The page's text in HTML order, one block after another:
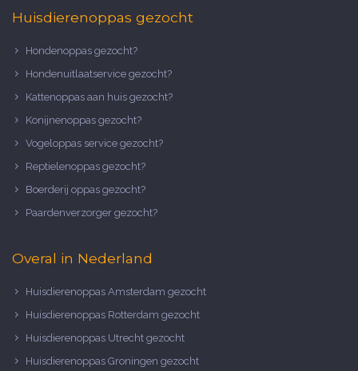
Huisdierenoppas gezocht
Hondenoppas gezocht?
Hondenuitlaatservice gezocht?
Kattenoppas aan huis gezocht?
Konijnenoppas gezocht?
Vogeloppas service gezocht?
Reptielenoppas gezocht?
Boerderij oppas gezocht?
Paardenverzorger gezocht?
Overal in Nederland
Huisdierenoppas Amsterdam gezocht
Huisdierenoppas Rotterdam gezocht
Huisdierenoppas Utrecht gezocht
Huisdierenoppas Groningen gezocht